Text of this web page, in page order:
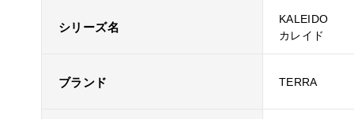
シリーズ名
KALEIDO
カレイド
ブランド TERRA